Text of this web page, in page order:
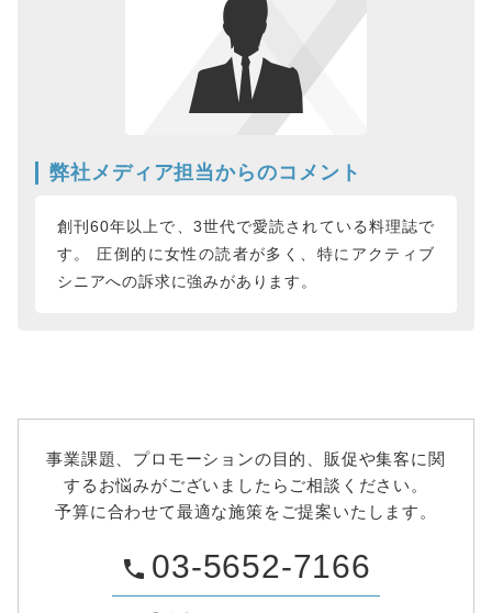
弊社メディア担当からのコメント
創刊60年以上で、3世代で愛読されている料理誌で
す。 圧倒的に女性の読者が多く、特にアクティブ
シニアへの訴求に強みがあります。
事業課題、プロモーションの目的、販促や集客に関
するお悩みがございましたらご相談ください。
予算に合わせて最適な施策をご提案いたします。
phone 03-5652-7166